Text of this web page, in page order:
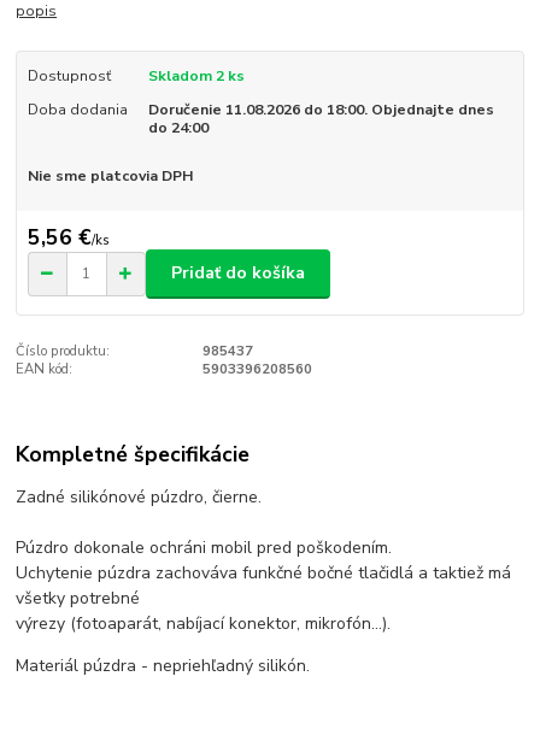
popis
Dostupnosť
Skladom 2 ks
Doba dodania
Doručenie 11.08.2026 do 18:00. Objednajte dnes
do 24:00
Nie sme platcovia DPH
5,56 €/ks
Pridať do košíka
Číslo produktu:
985437
EAN kód:
5903396208560
Kompletné špecifikácie
Zadné silikónové púzdro, čierne.
Púzdro dokonale ochráni mobil pred poškodením.
Uchytenie púzdra zachováva funkčné bočné tlačidlá a taktiež má
všetky potrebné
výrezy (fotoaparát, nabíjací konektor, mikrofón...).
Materiál púzdra - nepriehľadný silikón.